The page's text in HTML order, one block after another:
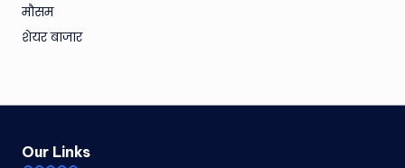
मौसम
शेयर बाजार
Our Links